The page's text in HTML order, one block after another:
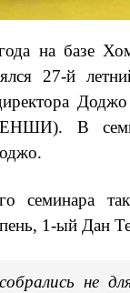
на базе
27-й
В
семинара
1-ый Дан
не